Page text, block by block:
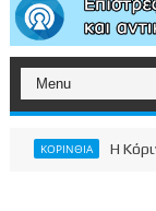
ΚΟΡΙΝΘΙΑ Η